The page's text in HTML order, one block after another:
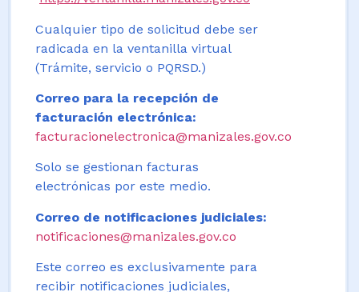
Cualquier tipo de solicitud debe ser
radicada en la ventanilla virtual
(Trámite, servicio o PQRSD.)
Correo para la recepción de
facturación electrónica:
facturacionelectronica@manizales.gov.co
Solo se gestionan facturas
electrónicas por este medio.
Correo de notificaciones judiciales:
notificaciones@manizales.gov.co
Este correo es exclusivamente para
recibir notificaciones judiciales,